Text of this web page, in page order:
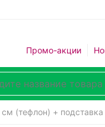
Промо-акции
(тефлон) + подставка